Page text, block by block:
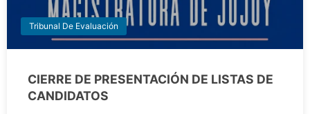
Tribunal De Evaluación
CIERRE DE PRESENTACIÓN DE LISTAS DE
CANDIDATOS